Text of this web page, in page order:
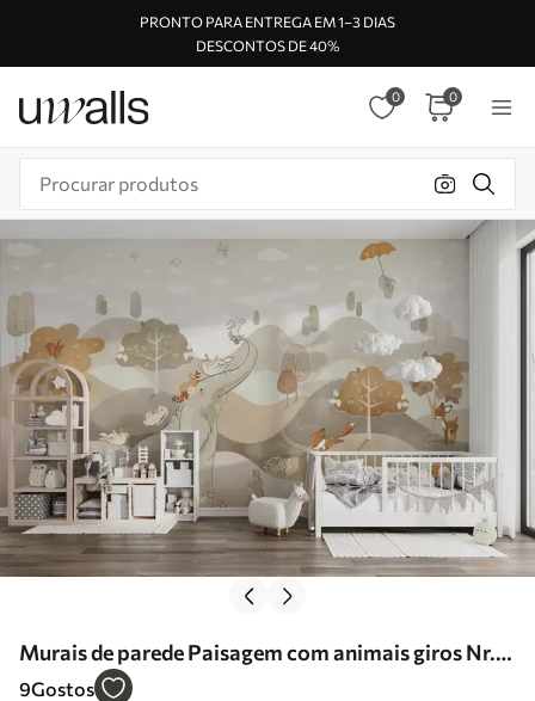
PRONTO PARA ENTREGA EM 1–3 DIAS
DESCONTOS DE 40%
0 0
Murais de parede Paisagem com animais giros Nr.
u98695
9Gostos